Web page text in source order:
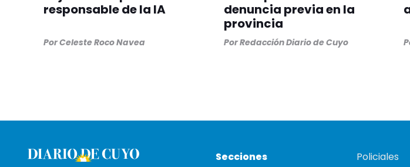
responsable de la IA
PorCeleste Roco Navea
denuncia previa en la
provincia
PorRedacción Diario de Cuyo
Secciones
Policiales